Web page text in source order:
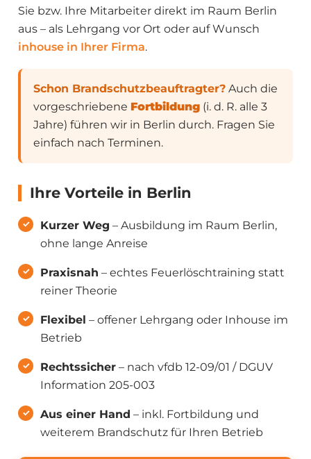
Sie bzw. Ihre Mitarbeiter direkt im Raum Berlin
aus – als Lehrgang vor Ort oder auf Wunsch
inhouse in Ihrer Firma.
Schon Brandschutzbeauftragter? Auch die
vorgeschriebene Fortbildung (i. d. R. alle 3
Jahre) führen wir in Berlin durch. Fragen Sie
einfach nach Terminen.
Ihre Vorteile in Berlin
Kurzer Weg – Ausbildung im Raum Berlin,
ohne lange Anreise
Praxisnah – echtes Feuerlöschtraining statt
reiner Theorie
Flexibel – offener Lehrgang oder Inhouse im
Betrieb
Rechtssicher – nach vfdb 12-09/01 / DGUV
Information 205-003
Aus einer Hand – inkl. Fortbildung und
weiterem Brandschutz für Ihren Betrieb